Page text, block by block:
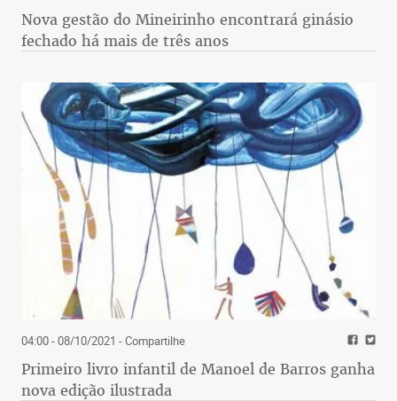
Nova gestão do Mineirinho encontrará ginásio
fechado há mais de três anos
04:00 - 08/10/2021 - Compartilhe
Primeiro livro infantil de Manoel de Barros ganha
nova edição ilustrada